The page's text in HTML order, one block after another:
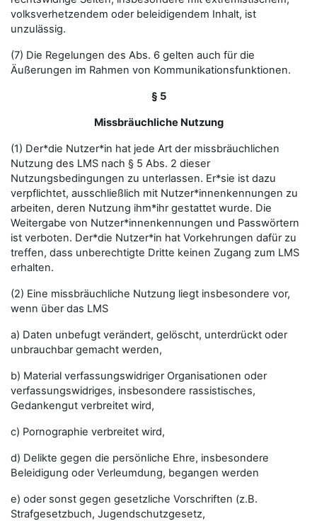
volksverhetzendem oder beleidigendem Inhalt, ist
unzulässig.
(7) Die Regelungen des Abs. 6 gelten auch für die
Äußerungen im Rahmen von Kommunikationsfunktionen.
§ 5
Missbräuchliche Nutzung
(1) Der*die Nutzer*in hat jede Art der missbräuchlichen
Nutzung des LMS nach § 5 Abs. 2 dieser
Nutzungsbedingungen zu unterlassen. Er*sie ist dazu
verpflichtet, ausschließlich mit Nutzer*innenkennungen zu
arbeiten, deren Nutzung ihm*ihr gestattet wurde. Die
Weitergabe von Nutzer*innenkennungen und Passwörtern
ist verboten. Der*die Nutzer*in hat Vorkehrungen dafür zu
treffen, dass unberechtigte Dritte keinen Zugang zum LMS
erhalten.
(2) Eine missbräuchliche Nutzung liegt insbesondere vor,
wenn über das LMS
a) Daten unbefugt verändert, gelöscht, unterdrückt oder
unbrauchbar gemacht werden,
b) Material verfassungswidriger Organisationen oder
verfassungswidriges, insbesondere rassistisches,
Gedankengut verbreitet wird,
c) Pornographie verbreitet wird,
d) Delikte gegen die persönliche Ehre, insbesondere
Beleidigung oder Verleumdung, begangen werden
e) oder sonst gegen gesetzliche Vorschriften (z.B.
Strafgesetzbuch, Jugendschutzgesetz,